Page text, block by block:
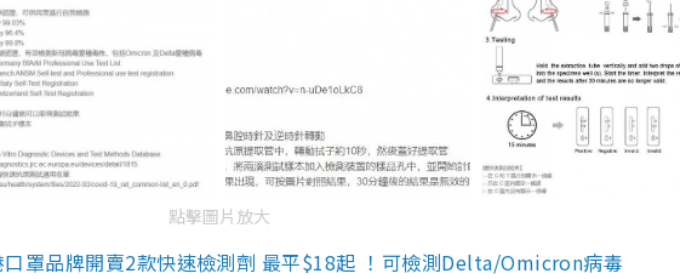
點擊圖片放大
罩品牌開賣2款快速檢測劑 最平$18起 ！可檢測Delta/Omicron病毒